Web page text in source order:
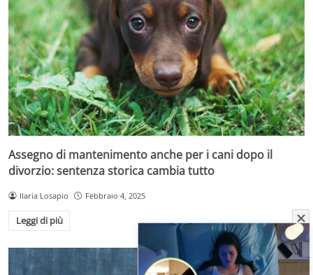
Assegno di mantenimento anche per i cani dopo il
divorzio: sentenza storica cambia tutto
Ilaria Losapio Febbraio 4, 2025
Leggi di più